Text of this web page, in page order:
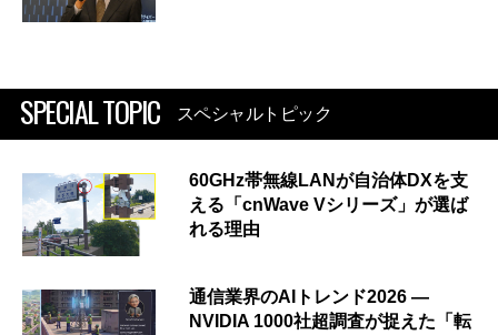
SPECIAL TOPIC スペシャルトピック
60GHz帯無線LANが自治体DXを支
える「cnWave Vシリーズ」が選ば
れる理由
通信業界のAIトレンド2026 ―
NVIDIA 1000社超調査が捉えた「転